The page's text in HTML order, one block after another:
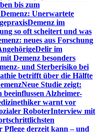
bis zum
Unerwartete
Demenz im
so oft scheitert und was
neues aus Forschung
Delir im
Demenz besonders
und Sterberisiko bei
betrifft über die Hälfte
Neue Studie zeigt:
Alzheimer-
warnt vor
RoboterInterview mit
Pflege derzeit kann – und